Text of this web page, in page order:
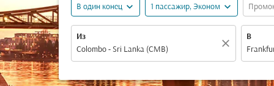
В один конец expand_more 1 пассажир, Эконом expand_more
Из
close
В